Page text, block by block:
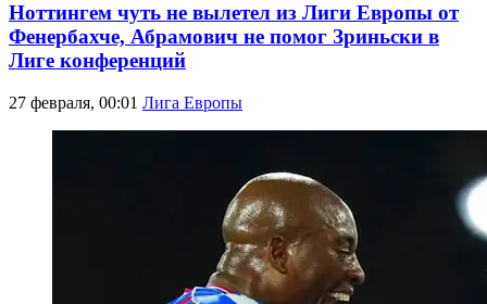
Ноттингем чуть не вылетел из Лиги Европы от
Фенербахче, Абрамович не помог Зриньски в
Лиге конференций
27 февраля, 00:01 Лига Европы